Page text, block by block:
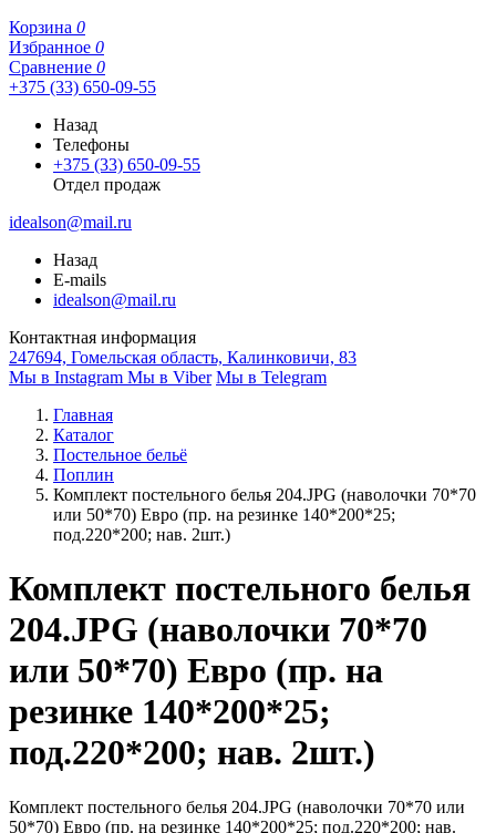
Корзина 0
Избранное 0
Сравнение 0
+375 (33) 650-09-55
Назад
Телефоны
+375 (33) 650-09-55
Отдел продаж
idealson@mail.ru
Назад
E-mails
idealson@mail.ru
Контактная информация
247694, Гомельская область, Калинковичи, 83
Мы в Instagram Мы в Viber Мы в Telegram
Главная
Каталог
Постельное бельё
Поплин
Комплект постельного белья 204.JPG (наволочки 70*70
или 50*70) Евро (пр. на резинке 140*200*25;
под.220*200; нав. 2шт.)
Комплект постельного белья
204.JPG (наволочки 70*70
или 50*70) Евро (пр. на
резинке 140*200*25;
под.220*200; нав. 2шт.)
Комплект постельного белья 204.JPG (наволочки 70*70 или
50*70) Евро (пр. на резинке 140*200*25; под.220*200; нав.